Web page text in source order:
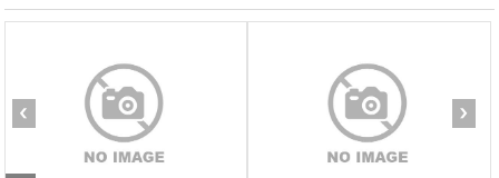
‹ ›